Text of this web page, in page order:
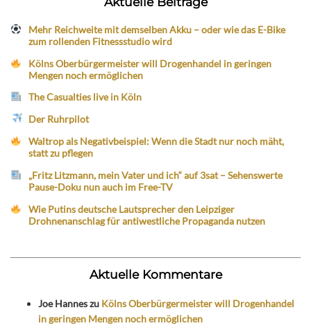
Mehr Reichweite mit demselben Akku – oder wie das E-Bike
zum rollenden Fitnessstudio wird
Kölns Oberbürgermeister will Drogenhandel in geringen
Mengen noch ermöglichen
The Casualties live in Köln
Der Ruhrpilot
Waltrop als Negativbeispiel: Wenn die Stadt nur noch mäht,
statt zu pflegen
„Fritz Litzmann, mein Vater und ich“ auf 3sat – Sehenswerte
Pause-Doku nun auch im Free-TV
Wie Putins deutsche Lautsprecher den Leipziger
Drohnenanschlag für antiwestliche Propaganda nutzen
Aktuelle Kommentare
Joe Hanneszu Kölns Oberbürgermeister will Drogenhandel
in geringen Mengen noch ermöglichen